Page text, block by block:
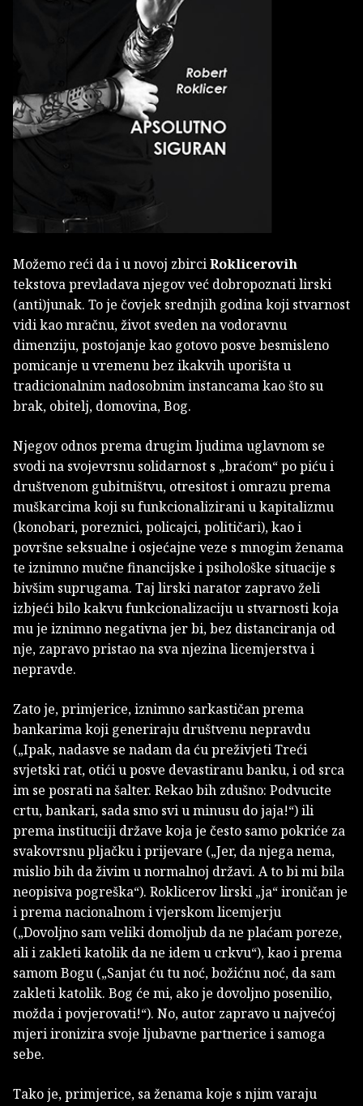
Možemo reći da i u novoj zbirciRoklicerovih
tekstova prevladava njegov već dobropoznati lirski
(anti)junak. To je čovjek srednjih godina koji stvarnost
vidi kao mračnu, život sveden na vodoravnu
dimenziju, postojanje kao gotovo posve besmisleno
pomicanje u vremenu bez ikakvih uporišta u
tradicionalnim nadosobnim instancama kao što su
brak, obitelj, domovina, Bog.
Njegov odnos prema drugim ljudima uglavnom se
svodi na svojevrsnu solidarnost s „braćom“ po piću i
društvenom gubitništvu, otresitost i omrazu prema
muškarcima koji su funkcionalizirani u kapitalizmu
(konobari, poreznici, policajci, političari), kao i
površne seksualne i osjećajne veze s mnogim ženama
te iznimno mučne financijske i psihološke situacije s
bivšim suprugama. Taj lirski narator zapravo želi
izbjeći bilo kakvu funkcionalizaciju u stvarnosti koja
mu je iznimno negativna jer bi, bez distanciranja od
nje, zapravo pristao na sva njezina licemjerstva i
nepravde.
Zato je, primjerice, iznimno sarkastičan prema
bankarima koji generiraju društvenu nepravdu
(„Ipak, nadasve se nadam da ću preživjeti Treći
svjetski rat, otići u posve devastiranu banku, i od srca
im se posrati na šalter. Rekao bih zdušno: Podvucite
crtu, bankari, sada smo svi u minusu do jaja!“) ili
prema instituciji države koja je često samo pokriće za
svakovrsnu pljačku i prijevare („Jer, da njega nema,
mislio bih da živim u normalnoj državi. A to bi mi bila
neopisiva pogreška“). Roklicerov lirski „ja“ ironičan je
i prema nacionalnom i vjerskom licemjerju
(„Dovoljno sam veliki domoljub da ne plaćam poreze,
ali i zakleti katolik da ne idem u crkvu“), kao i prema
samom Bogu („Sanjat ću tu noć, božićnu noć, da sam
zakleti katolik. Bog će mi, ako je dovoljno posenilio,
možda i povjerovati!“). No, autor zapravo u najvećoj
mjeri ironizira svoje ljubavne partnerice i samoga
sebe.
Tako je, primjerice, sa ženama koje s njim varaju